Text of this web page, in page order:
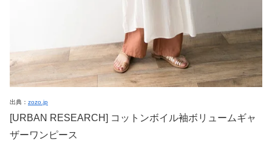
出典： zozo.jp
[URBAN RESEARCH] コットンボイル袖ボリュームギャ
ザーワンピース